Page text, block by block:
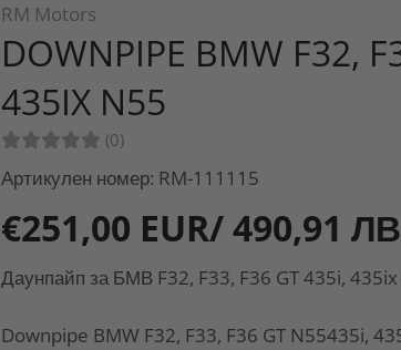
RM Motors
DOWNPIPE BMW F32,
435IX N55
(0)
Артикулен номер: RM-111115
€251,00 EUR/ 490,91
Даунпайп за БМВ F32, F33, F36 GT 435i,
Downpipe BMW F32, F33, F36 GT N55435i,